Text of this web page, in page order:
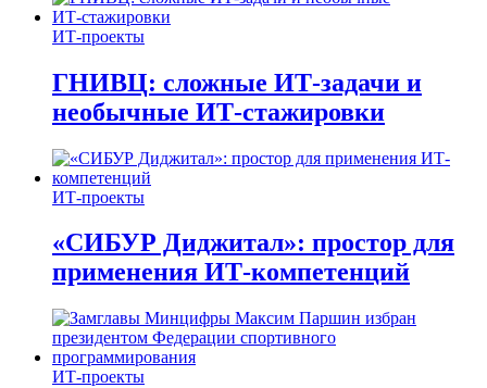
ИТ-проекты
ГНИВЦ: сложные ИТ‑задачи и
необычные ИТ‑стажировки
ИТ-проекты
«СИБУР Диджитал»: простор для
применения ИТ-компетенций
ИТ-проекты